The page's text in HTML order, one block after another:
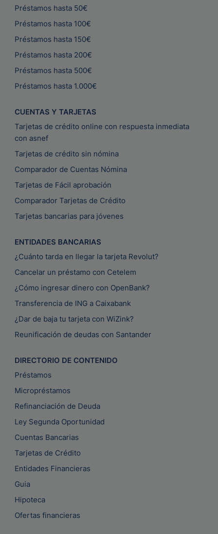
Préstamos hasta 50€
Préstamos hasta 100€
Préstamos hasta 150€
Préstamos hasta 200€
Préstamos hasta 500€
Préstamos hasta 1.000€
CUENTAS Y TARJETAS
Tarjetas de crédito online con respuesta inmediata
con asnef
Tarjetas de crédito sin nómina
Comparador de Cuentas Nómina
Tarjetas de Fácil aprobación
Comparador Tarjetas de Crédito
Tarjetas bancarias para jóvenes
ENTIDADES BANCARIAS
¿Cuánto tarda en llegar la tarjeta Revolut?
Cancelar un préstamo con Cetelem
¿Cómo ingresar dinero con OpenBank?
Transferencia de ING a Caixabank
¿Dar de baja tu tarjeta con WiZink?
Reunificación de deudas con Santander
DIRECTORIO DE CONTENIDO
Préstamos
Micropréstamos
Refinanciación de Deuda
Ley Segunda Oportunidad
Cuentas Bancarias
Tarjetas de Crédito
Entidades Financieras
Guia
Hipoteca
Ofertas financieras